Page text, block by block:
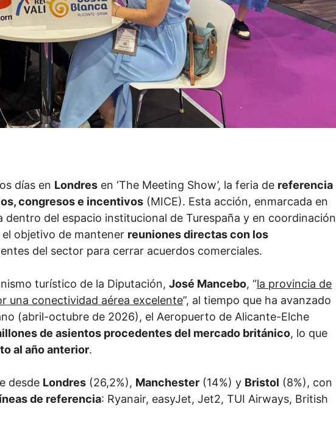
días en Londres en ‘The Meeting Show’, la feria de referencia
congresos e incentivos (MICE). Esta acción, enmarcada en
dentro del espacio institucional de Turespaña y en coordinación
objetivo de mantener reuniones directas con los
del sector para cerrar acuerdos comerciales.
turístico de la Diputación, José Mancebo, “la provincia de
una conectividad aérea excelente”, al tiempo que ha avanzado
(abril-octubre de 2026), el Aeropuerto de Alicante-Elche
de asientos procedentes del mercado británico, lo que
al año anterior.
desde Londres (26,2%), Manchester (14%) y Bristol (8%), con
de referencia: Ryanair, easyJet, Jet2, TUI Airways, British